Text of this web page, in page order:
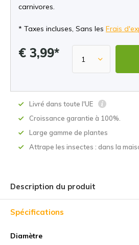
carnivores.
* Taxes incluses, Sans les Frais
€ 3,99*
Livré dans toute l'UE
Croissance garantie à 100%.
Large gamme de plantes
Attrape les insectes : dans la
Description du produit
Spécifications
Diamètre